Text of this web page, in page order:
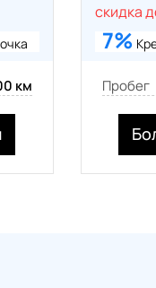
км
скидка
7%
Пробег